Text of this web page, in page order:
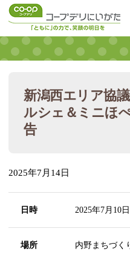
新潟西エリア協
ルシェ＆ミニほ
告
2025年7月14日
日時 2025年7月10
場所 内野まちづく